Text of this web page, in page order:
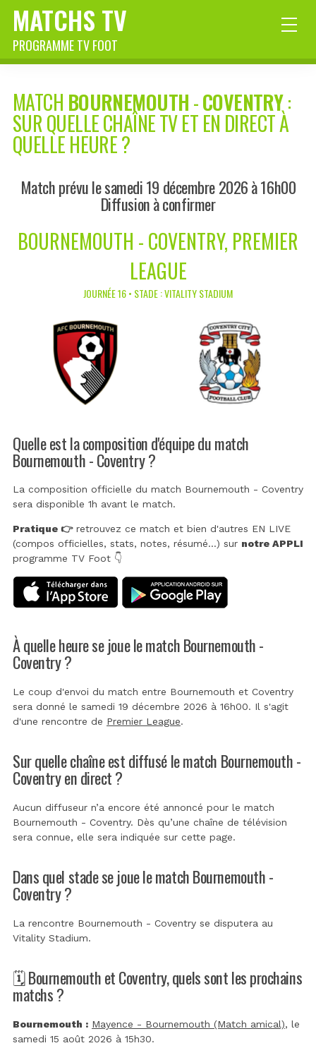
MATCHS TV
PROGRAMME TV FOOT
MATCH BOURNEMOUTH-COVENTRY:
SUR QUELLE CHAÎNE TV ET EN DIRECT À
QUELLE HEURE ?
Match prévu le samedi 19 décembre 2026 à 16h00
Diffusion à confirmer
BOURNEMOUTH - COVENTRY, PREMIER
LEAGUE
JOURNÉE 16 • STADE : VITALITY STADIUM
Quelle est la composition d'équipe du match
Bournemouth - Coventry ?
La composition officielle du match Bournemouth - Coventry
sera disponible 1h avant le match.
Pratique 👉retrouvez ce match et bien d'autres EN LIVE
(compos officielles, stats, notes, résumé...) sur notre APPLI
programme TV Foot 👇
À quelle heure se joue le match Bournemouth -
Coventry ?
Le coup d'envoi du match entre Bournemouth et Coventry
sera donné le samedi 19 décembre 2026 à 16h00. Il s'agit
d'une rencontre de Premier League.
Sur quelle chaîne est diffusé le match Bournemouth -
Coventry en direct ?
Aucun diffuseur n’a encore été annoncé pour le match
Bournemouth - Coventry. Dès qu’une chaîne de télévision
sera connue, elle sera indiquée sur cette page.
Dans quel stade se joue le match Bournemouth -
Coventry ?
La rencontre Bournemouth - Coventry se disputera au
Vitality Stadium.
🗓️ Bournemouth et Coventry, quels sont les prochains
matchs ?
Bournemouth : Mayence - Bournemouth (Match amical), le
samedi 15 août 2026 à 15h30.